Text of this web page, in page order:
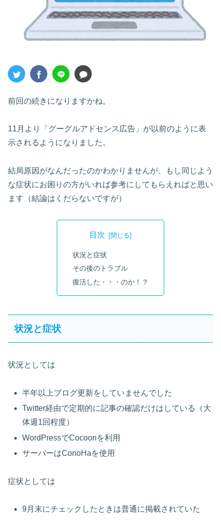
前回の続きになりますかね。
11月より「グーグルアドセンス広告」が以前のように表
示されるようになりました。
結局原因がなんだったのかわかりませんが、もし同じよう
な症状にお困りの方がいれば参考にしてもらえればと思い
ます（結論はくだらないですが）
目次
状況と症状
その後のトラブル
復活した・・・のか！？
状況と症状
状況としては
半年以上ブログ更新をしていませんでした
Twitter経由で定期的に記事の確認だけはしている（大
体週1回程度）
WordPressでCocoonを利用
サーバーはConoHaを使用
症状としては
9月末にチェックしたときは普通に掲載されていた